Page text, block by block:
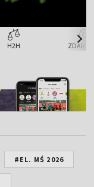
H2H
#EL. MŚ 2026